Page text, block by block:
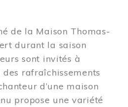
de la Maison Thomas-
durant la saison
sont invités à
rafraîchissements
d’une maison
propose une variété